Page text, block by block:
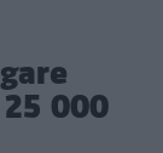
000